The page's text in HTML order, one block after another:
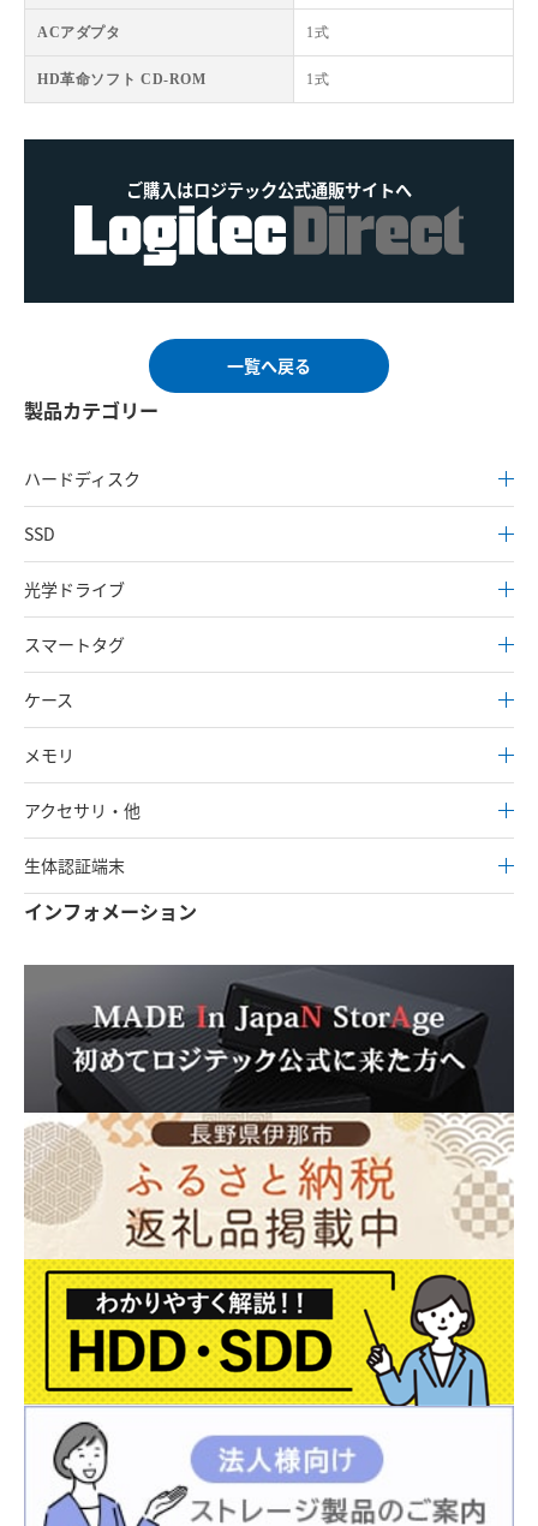
ACアダプタ 1式
HD革命ソフト CD-ROM 1式
ご購入はロジテック公式通販サイトへ
一覧へ戻る
製品カテゴリー
ハードディスク
SSD
光学ドライブ
スマートタグ
ケース
メモリ
アクセサリ・他
生体認証端末
インフォメーション